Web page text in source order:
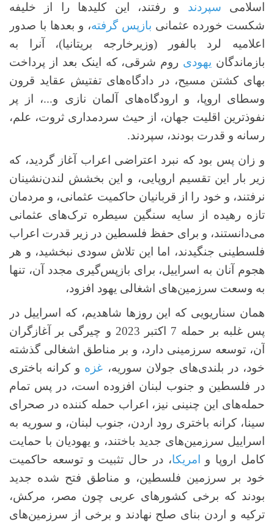
اسلامی سپردند و رفتند، این کلیدها را از خلیفه
شکست خورده عثمانی بازپس گرفته، و بعدها با صدور
اعلامیه لرد بالفور (وزیرخارجه بریتانیا)، آنرا به
بازماندگان یهودی روم شرقی، که اینک بعد از پرداخت
بهای کشتن مسیح، در دادگاه‌های تفتیش عقاید قرون
وسطای اروپا، و ارودگاه‌های آلمان نازی و...، از پر
نفوذترین اقلیت جهان، از حیث سردمداری ثروت، علم،
رسانه و قدرت بودند، سپردند.
و زان پس بود که نبرد اعتراضی اعراب آغاز گردید، که
زیر بار این تقسیم اروپایی، و این بخشش لندن‌نشینان
نرفتند، و خود را از قربانیان حاکمیت عثمانی، و مردمان
تازه رهیده از سایه سنگین سیطره ترک‌های عثمانی
می‌دانستند، و برای حفظ فلسطین در زیر قدرت اعراب
فلسطینی جنگیدند، اما این تلاش سودی نبخشید، و هر
هجوم آنان به اسراییل، برای بازپس‌گیری مجدد آن، تنها
به وسعت سرزمین‌های اشغالی یهود افزود،
همان سناریویی که این روزها شاهدیم، که اسراییل در
پس غلبه بر حمله 7 اکتبر 2023 و چیرگی بر آغازگران
آن، توسعه سرزمینی دارد، و بر مناطق اشغالی گذشته
خود، در بلندی‌های جولان سوریه، غزه و کرانه باختری
در فلسطین و جنوب لبنان افزوده است، در پس تمام
حمله‌های این چنینی نیز، اعراب حمله کننده در صحرای
سینا، کرانه باختری رود اردن، جنوب لبنان، و سوریه به
اسراییل سرزمین‌های جدید باختند، و یهودیان با حمایت
کامل اروپا و
امریکا، در حال تثبیت و توسعه حاکمیت
خود بر سرزمین فلسطین، و مناطق فتح شده جدید
بودند که برخی کشورهای عربی چون مصر، مرکش،
ترکیه و اردن بنای صلح نهادند و برخی از سرزمین‌های